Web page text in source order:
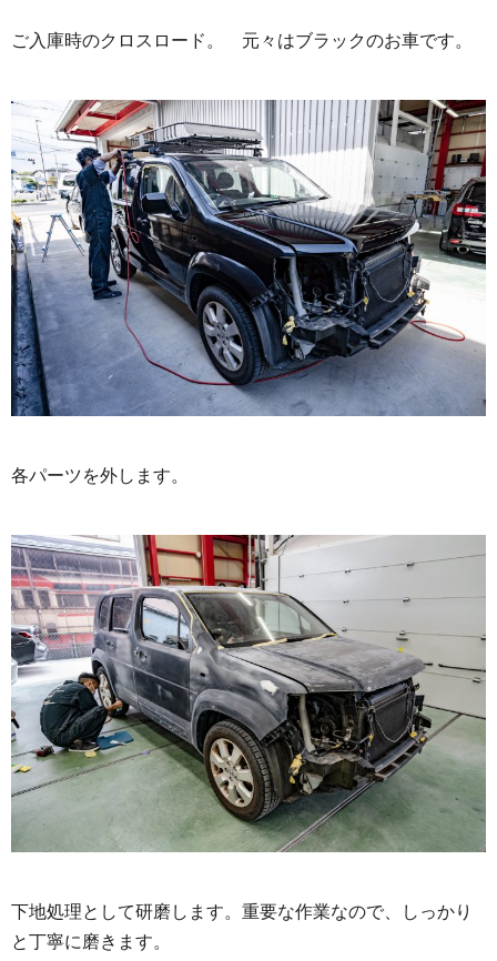
ご入庫時のクロスロード。 元々はブラックのお車です。
各パーツを外します。
下地処理として研磨します。重要な作業なので、しっかり
と丁寧に磨きます。